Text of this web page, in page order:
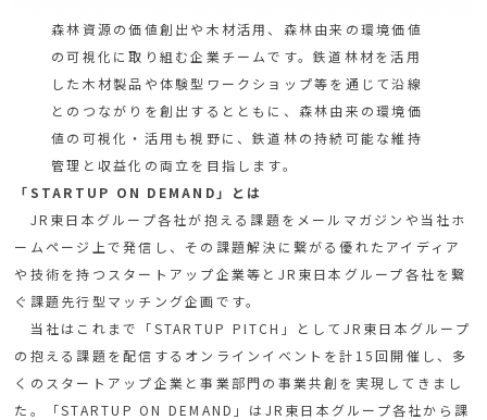
森林資源の価値創出や木材活用、森林由来の環境価値
の可視化に取り組む企業チームです。鉄道林材を活用
した木材製品や体験型ワークショップ等を通じて沿線
とのつながりを創出するとともに、森林由来の環境価
値の可視化・活用も視野に、鉄道林の持続可能な維持
管理と収益化の両立を目指します。
「STARTUP ON DEMAND」とは
JR東日本グループ各社が抱える課題をメールマガジンや当社ホ
ームページ上で発信し、その課題解決に繋がる優れたアイディア
や技術を持つスタートアップ企業等とJR東日本グループ各社を繋
ぐ課題先行型マッチング企画です。
当社はこれまで「STARTUP PITCH」としてJR東日本グループ
の抱える課題を配信するオンラインイベントを計15回開催し、多
くのスタートアップ企業と事業部門の事業共創を実現してきまし
た。「STARTUP ON DEMAND」はJR東日本グループ各社から課